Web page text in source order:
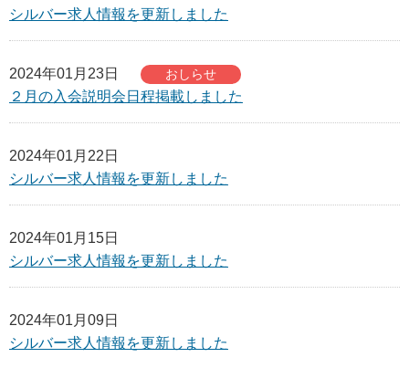
仕事を頼みたい方
センターだより
各種情報
各種情報230401
中期計画・事業計画・収支予算書
包括的契約
会員の広場
会員の広場
シルバー求人情報を更新しました
2024年01月23日 おしらせ
２月の入会説明会日程掲載しました
2024年01月22日
シルバー求人情報を更新しました
2024年01月15日
シルバー求人情報を更新しました
2024年01月09日
シルバー求人情報を更新しました